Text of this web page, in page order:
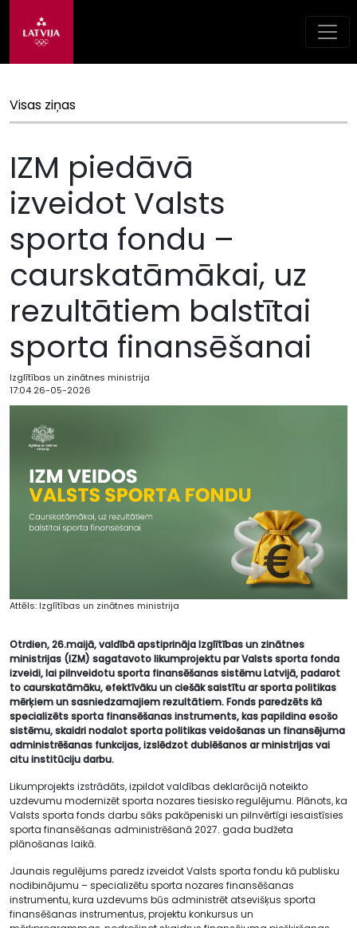
Visas ziņas
IZM piedāvā
izveidot Valsts
sporta fondu –
caurskatāmākai, uz
rezultātiem balstītai
sporta finansēšanai
Izglītības un zinātnes ministrija
17:04 26-05-2026
Attēls: Izglītības un zinātnes ministrija
Otrdien, 26.maijā, valdībā apstiprināja Izglītības un zinātnes
ministrijas (IZM) sagatavoto likumprojektu par Valsts sporta fonda
izveidi, lai pilnveidotu sporta finansēšanas sistēmu Latvijā, padarot
to caurskatāmāku, efektīvāku un ciešāk saistītu ar sporta politikas
mērķiem un sasniedzamajiem rezultātiem. Fonds paredzēts kā
specializēts sporta finansēšanas instruments, kas papildina esošo
sistēmu, skaidri nodalot sporta politikas veidošanas un finansējuma
administrēšanas funkcijas, izslēdzot dublēšanos ar ministrijas vai
citu institūciju darbu.
Likumprojekts izstrādāts, izpildot valdības deklarācijā noteikto
uzdevumu modernizēt sporta nozares tiesisko regulējumu. Plānots, ka
Valsts sporta fonds darbu sāks pakāpeniski un pilnvērtīgi iesaistīsies
sporta finansēšanas administrēšanā 2027. gada budžeta
plānošanas laikā.
Jaunais regulējums paredz izveidot Valsts sporta fondu kā publisku
nodibinājumu – specializētu sporta nozares finansēšanas
instrumentu, kura uzdevums būs administrēt atsevišķus sporta
finansēšanas instrumentus, projektu konkursus un